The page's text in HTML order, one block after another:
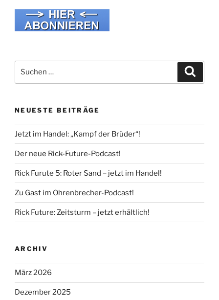
nach:
NEUESTE BEITRÄGE
Jetzt im Handel: „Kampf der Brüder“!
Der neue Rick-Future-Podcast!
Rick Furute 5: Roter Sand – jetzt im Handel!
Zu Gast im Ohrenbrecher-Podcast!
Rick Future: Zeitsturm – jetzt erhältlich!
ARCHIV
März 2026
Dezember 2025